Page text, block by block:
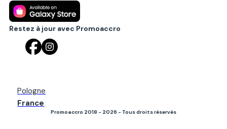
Blog
Contact
Restez à jour avec Promoaccro
Pologne
France
Promoaccro 2018 - 2026 - Tous droits réservés